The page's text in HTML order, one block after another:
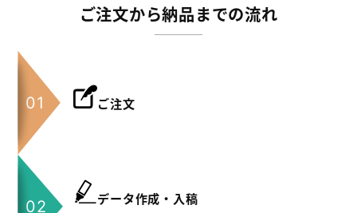
ご注文から納品までの流れ
ご注文
データ作成・入稿